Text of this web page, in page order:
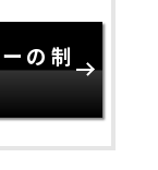
の制